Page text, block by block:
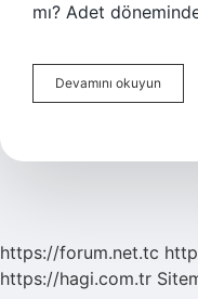
mı? Adet
Devamını okuyun
Öncesi
Yapılır
https://forum.net.tc
https://hagi.com.tr